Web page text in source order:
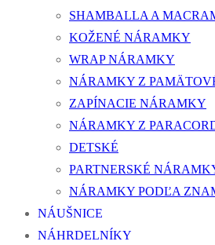
SHAMBALLA A
KOŽENÉ NÁRAMKY
WRAP NÁRAMKY
NÁRAMKY Z
ZAPÍNACIE NÁRAMKY
NÁRAMKY Z
DETSKÉ
PARTNERSKÉ
NÁRAMKY PODĽA
NÁUŠNICE
NÁHRDELNÍKY